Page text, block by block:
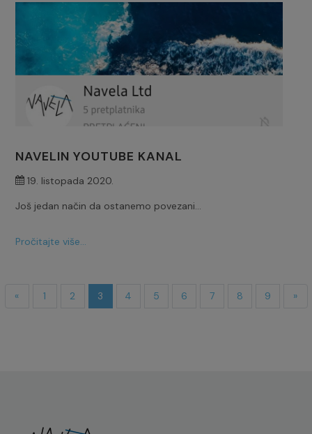
NAVELIN YOUTUBE KANAL
19. listopada 2020.
Još jedan način da ostanemo povezani...
Pročitajte više...
« 1 2 3 4 5 6 7 8 9 »